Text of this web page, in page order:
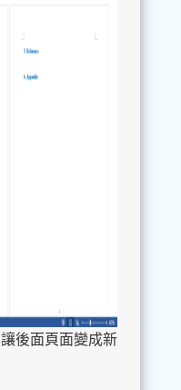
後面頁面變成新